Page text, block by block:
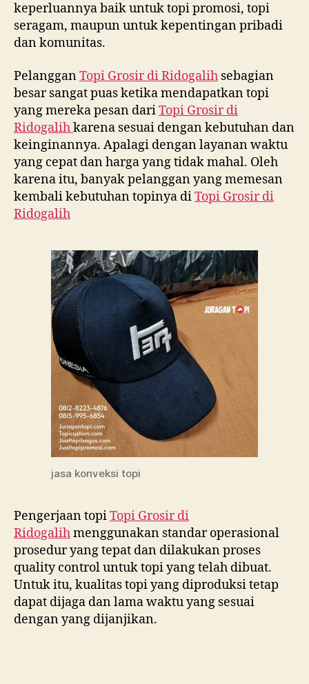
keperluannya baik untuk topi promosi, topi
seragam, maupun untuk kepentingan pribadi
dan komunitas.
PelangganTopi Grosir diRidogalih sebagian
besar sangat puas ketika mendapatkan topi
yang mereka pesan dariTopi Grosir di
Ridogalihkarena sesuai dengan kebutuhan dan
keinginannya. Apalagi dengan layanan waktu
yang cepat dan harga yang tidak mahal. Oleh
karena itu, banyak pelanggan yang memesan
kembali kebutuhan topinya diTopi Grosir di
Ridogalih
jasa konveksi topi
Pengerjaan topiTopi Grosir di
Ridogalihmenggunakan standar operasional
prosedur yang tepat dan dilakukan proses
quality control untuk topi yang telah dibuat.
Untuk itu, kualitas topi yang diproduksi tetap
dapat dijaga dan lama waktu yang sesuai
dengan yang dijanjikan.